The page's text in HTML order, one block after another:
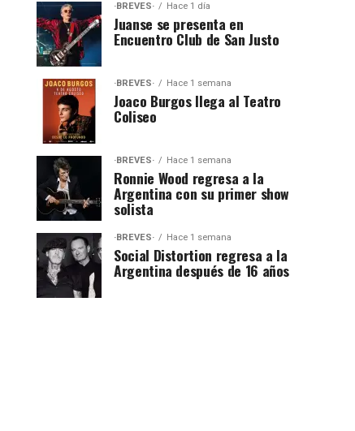
·BREVES· Hace 1 día
Juanse se presenta en
Encuentro Club de San Justo
·BREVES· Hace 1 semana
Joaco Burgos llega al Teatro
Coliseo
·BREVES· Hace 1 semana
Ronnie Wood regresa a la
Argentina con su primer show
solista
·BREVES· Hace 1 semana
Social Distortion regresa a la
Argentina después de 16 años